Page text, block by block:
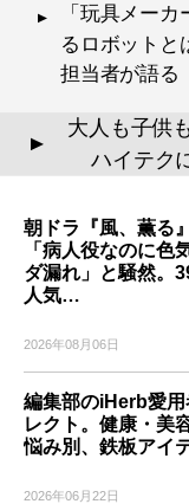
「玩具メー
るロボットと
担当者が語る
▲
大人も子供
ハイテク
朝ドラ『風、薫る
「病人役なのに色
ダ漏れ」と騒然。
人気…
2026年08月06日
編集部のiHerb愛用
レクト。健康・美
悩み別、鉄板アイ
2026年06月22日